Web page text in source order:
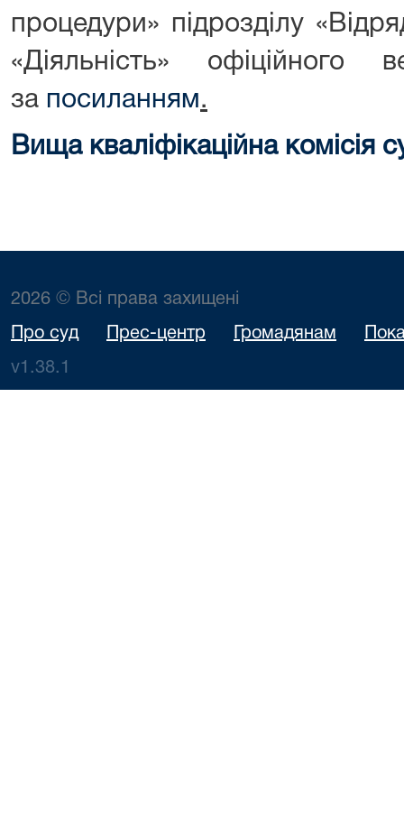
процедури» підрозділу
«Діяльність» офіційного
за посиланням.
Вища кваліфікаційна комісія
2026 © Всі права захищені
Про суд Прес-центр Громадянам
v1.38.1